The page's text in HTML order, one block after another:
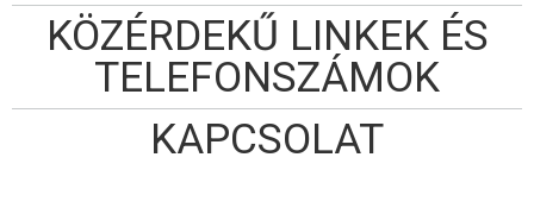
KÖZÉRDEKŰ LINKEK ÉS
TELEFONSZÁMOK
KAPCSOLAT